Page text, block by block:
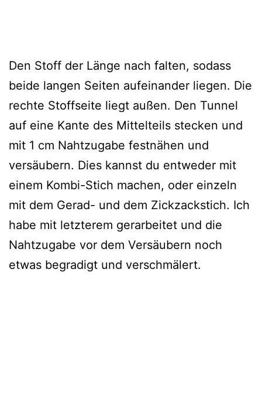
Den Stoff der Länge nach falten, sodass
beide langen Seiten aufeinander liegen. Die
rechte Stoffseite liegt außen. Den Tunnel
auf eine Kante des Mittelteils stecken und
mit 1 cm Nahtzugabe festnähen und
versäubern. Dies kannst du entweder mit
einem Kombi-Stich machen, oder einzeln
mit dem Gerad- und dem Zickzackstich. Ich
habe mit letzterem gerarbeitet und die
Nahtzugabe vor dem Versäubern noch
etwas begradigt und verschmälert.